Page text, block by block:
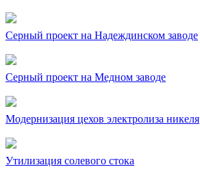
Серный проект на Надеждинском заводе
Серный проект на Медном заводе
Модернизация цехов электролиза никеля
Утилизация солевого стока